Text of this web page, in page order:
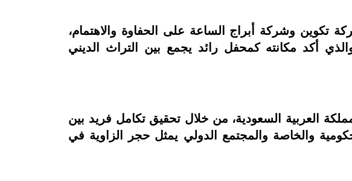
تكوين وشركة أبراج الساعة على الحفاوة والاهتمام،
أكد مكانته كمحفل رائد يجمع بين التراث الديني
الحضاري للمملكة العربية السعودية، من خلال تحقيق تكامل فريد بين
والخاصة والمجتمع الدولي يمثل حجر الزاوية في